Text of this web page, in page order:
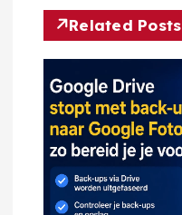
n
a
v
Related Posts